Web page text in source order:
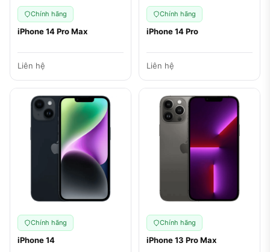
Chính hãng
iPhone 14 Pro Max
Liên hệ
Chính hãng
iPhone 14 Pro
Liên hệ
Chính hãng
iPhone 14
Chính hãng
iPhone 13 Pro Max